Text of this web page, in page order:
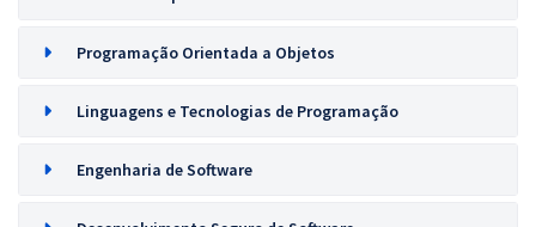
Programação Orientada a Objetos
Linguagens e Tecnologias de Programação
Engenharia de Software